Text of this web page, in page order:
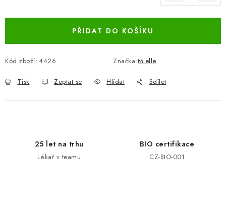
PŘIDAT DO KOŠÍKU
Kód zboží: 4426 Značka:Mielle
Tisk Zeptat se Hlídat Sdílet
25 let na trhu
Lékař v teamu
BIO certifikace
CZ-BIO-001